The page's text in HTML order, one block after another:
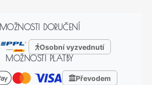
MOŽNOSTI DORUČENÍ
Osobní vyzvednutí
MOŽNOSTI PLATBY
Převodem